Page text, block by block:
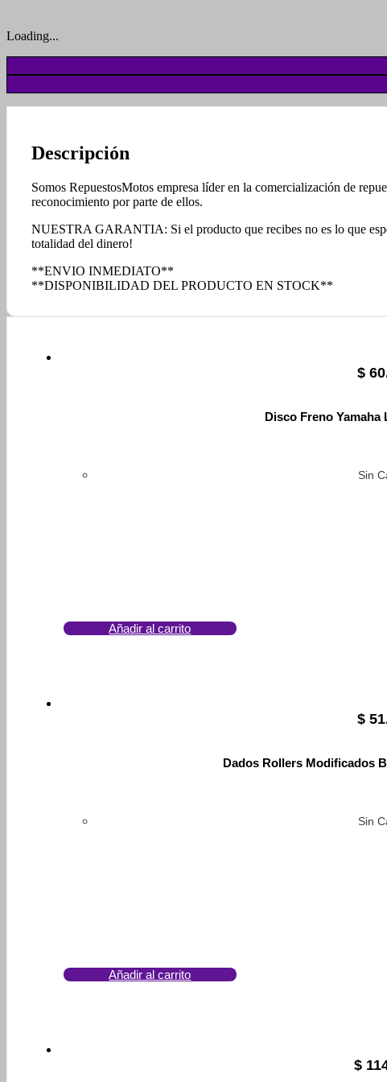
Loading...
Descripción
Somos RepuestosMotos empresa líder en la comercialización de
reconocimiento por parte de ellos.
NUESTRA GARANTIA: Si el producto que recibes no es lo que
totalidad del dinero!
**ENVIO INMEDIATO**
**DISPONIBILIDAD DEL PRODUCTO EN STOCK**
$
Disco Freno Yamaha
Sin
Añadir al carrito
$
Dados Rollers Modificados
Sin
Añadir al carrito
$